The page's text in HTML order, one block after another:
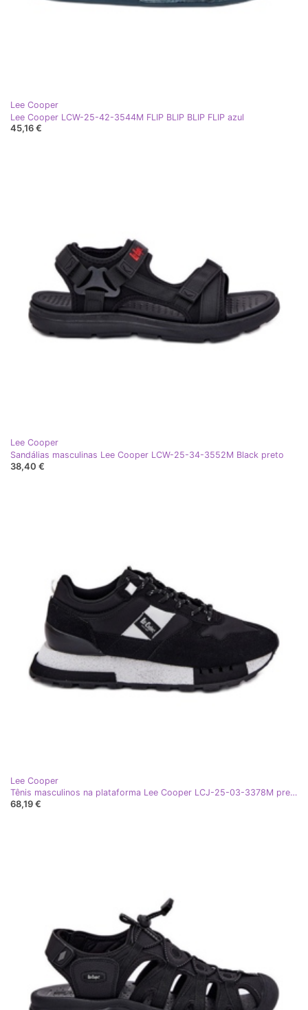
Lee Cooper
Lee Cooper LCW-25-42-3544M FLIP BLIP BLIP FLIP azul
45,16 €
Lee Cooper
Sandálias masculinas Lee Cooper LCW-25-34-3552M Black preto
38,40 €
Lee Cooper
Tênis masculinos na plataforma Lee Cooper LCJ-25-03-3378M preto
68,19 €